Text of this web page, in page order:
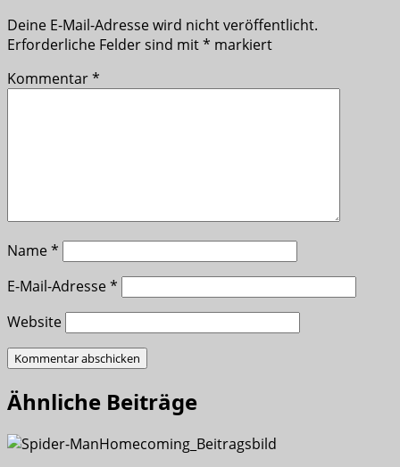
Deine E-Mail-Adresse wird nicht veröffentlicht.
Erforderliche Felder sind mit* markiert
Kommentar*
Name*
E-Mail-Adresse*
Website
Ähnliche Beiträge